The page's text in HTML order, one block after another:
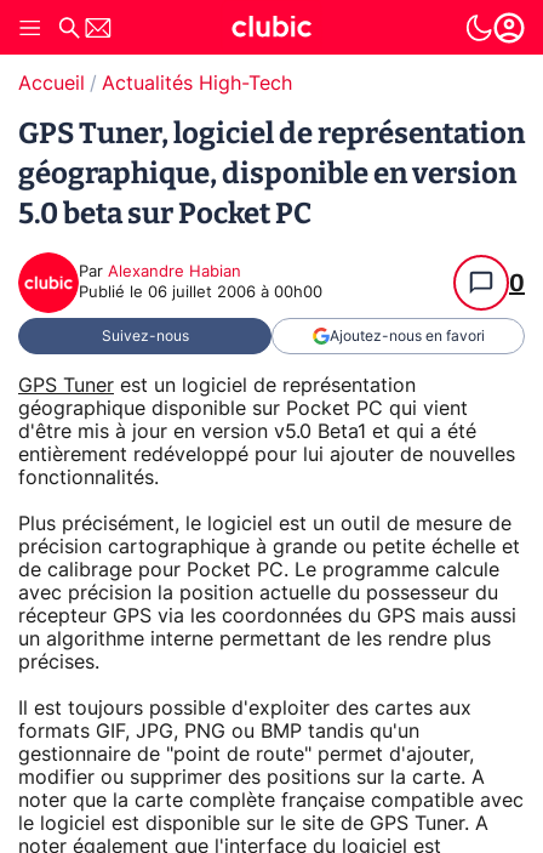
Accueil Actualités High-Tech
GPS Tuner, logiciel de représentation
géographique, disponible en version
5.0 beta sur Pocket PC
Par Alexandre Habian
Publié le 06 juillet 2006 à 00h00 0
Suivez-nous Ajoutez-nous en favori
GPS Tuner est un logiciel de représentation
géographique disponible sur Pocket PC qui vient
d'être mis à jour en version v5.0 Beta1 et qui a été
entièrement redéveloppé pour lui ajouter de nouvelles
fonctionnalités.
Plus précisément, le logiciel est un outil de mesure de
précision cartographique à grande ou petite échelle et
de calibrage pour Pocket PC. Le programme calcule
avec précision la position actuelle du possesseur du
récepteur GPS via les coordonnées du GPS mais aussi
un algorithme interne permettant de les rendre plus
précises.
Il est toujours possible d'exploiter des cartes aux
formats GIF, JPG, PNG ou BMP tandis qu'un
gestionnaire de "point de route" permet d'ajouter,
modifier ou supprimer des positions sur la carte. A
noter que la carte complète française compatible avec
le logiciel est disponible sur le site de GPS Tuner. A
noter également que l'interface du logiciel est